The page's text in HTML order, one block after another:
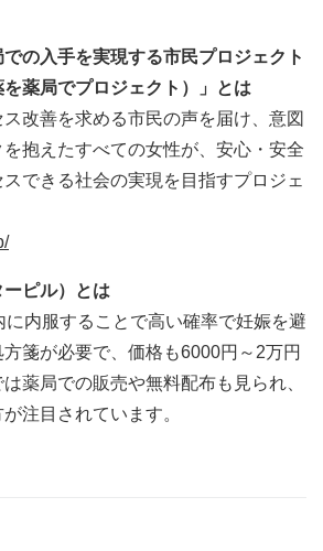
での入手を実現する市民プロジェクト
を薬局でプロジェクト）」とは
改善を求める市民の声を届け、意図
抱えたすべての女性が、安心・安全
できる社会の実現を目指すプロジェ
ピル）とは
内服することで高い確率で妊娠を避
箋が必要で、価格も6000円～2万円
薬局での販売や無料配布も見られ、
注目されています。